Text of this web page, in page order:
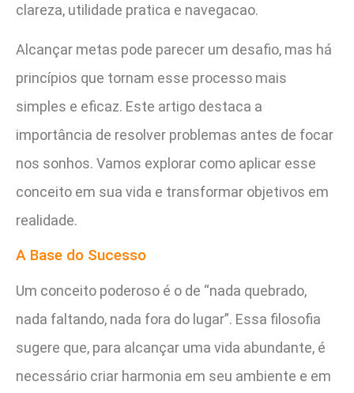
clareza, utilidade pratica e navegacao.
Alcançar metas pode parecer um desafio, mas há
princípios que tornam esse processo mais
simples e eficaz. Este artigo destaca a
importância de resolver problemas antes de focar
nos sonhos. Vamos explorar como aplicar esse
conceito em sua vida e transformar objetivos em
realidade.
A Base do Sucesso
Um conceito poderoso é o de “nada quebrado,
nada faltando, nada fora do lugar”. Essa filosofia
sugere que, para alcançar uma vida abundante, é
necessário criar harmonia em seu ambiente e em